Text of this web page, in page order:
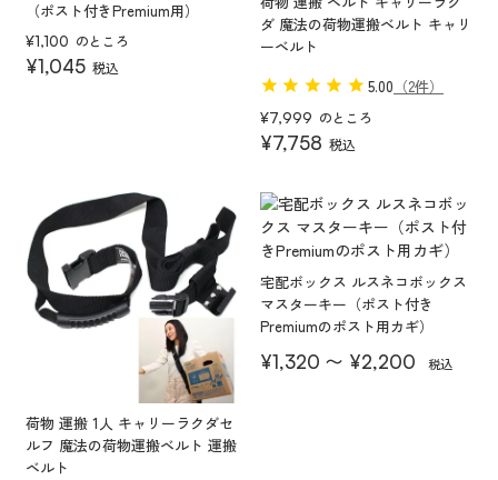
（ポスト付きPremium用）
¥1,100 のところ
¥1,045 税込
ダ 魔法の荷物運搬ベルト キャリ
ーベルト
5.00 （2件）
¥7,999 のところ
¥7,758 税込
荷物 運搬 1人 キャリーラクダセ
ルフ 魔法の荷物運搬ベルト 運搬
ベルト
宅配ボックス ルスネコボックス
マスターキー（ポスト付き
Premiumのポスト用カギ）
¥1,320 〜 ¥2,200 税込